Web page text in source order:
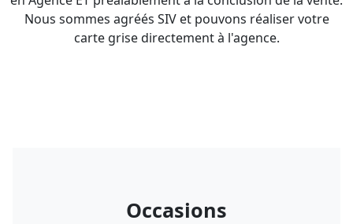
Nous sommes agréés SIV et pouvons réaliser votre
carte grise directement à l'agence.
Occasions